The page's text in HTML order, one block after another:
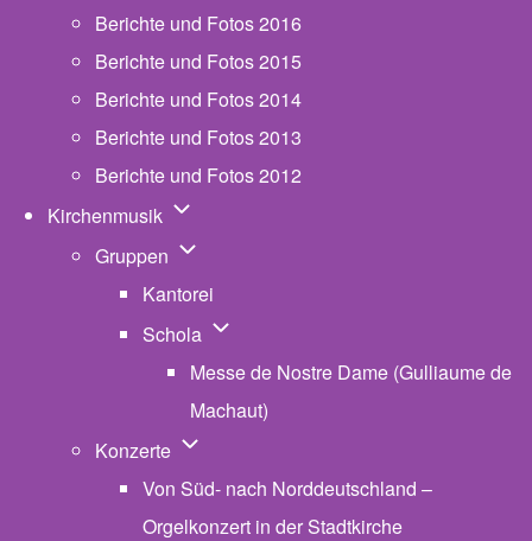
Berichte und Fotos 2016
Berichte und Fotos 2015
Berichte und Fotos 2014
Berichte und Fotos 2013
Berichte und Fotos 2012
Kirchenmusik Unternavigation von Kirchenmusik
Gruppen Unternavigation von Gruppen
Kantorei
Schola Unternavigation von Schola
Messe de Nostre Dame (Gulliaume de
Machaut)
Konzerte Unternavigation von Konzerte
Von Süd- nach Norddeutschland –
Orgelkonzert in der Stadtkirche